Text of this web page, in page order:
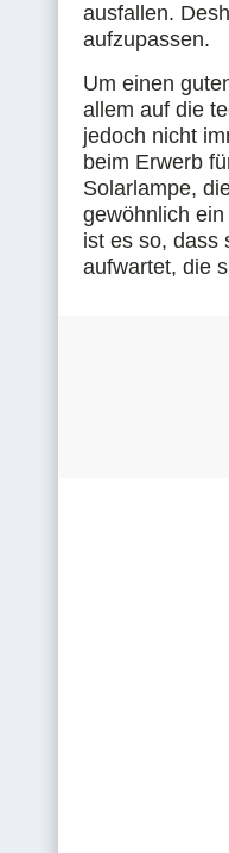
ausfallen.
aufzupassen.
Um einen
allem auf die
jedoch nicht
beim Erwerb
Solarlampe,
gewöhnlich
ist es so, dass
aufwartet, die